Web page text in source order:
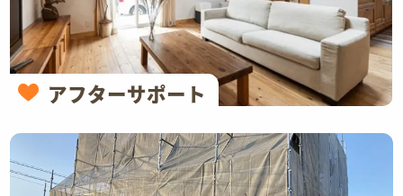
アフターサポート